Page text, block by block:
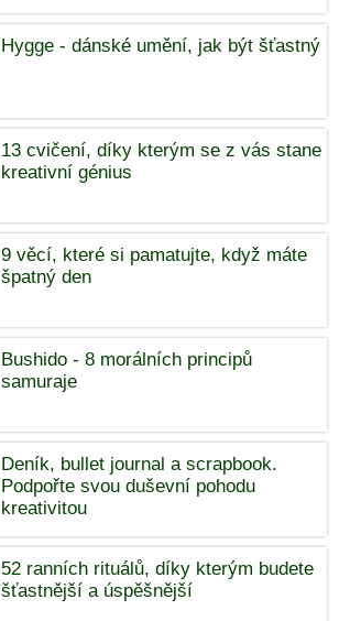
Hygge - dánské umění, jak být šťastný
13 cvičení, díky kterým se z vás stane
kreativní génius
9 věcí, které si pamatujte, když máte
špatný den
Bushido - 8 morálních principů
samuraje
Deník, bullet journal a scrapbook.
Podpořte svou duševní pohodu
kreativitou
52 ranních rituálů, díky kterým budete
šťastnější a úspěšnější